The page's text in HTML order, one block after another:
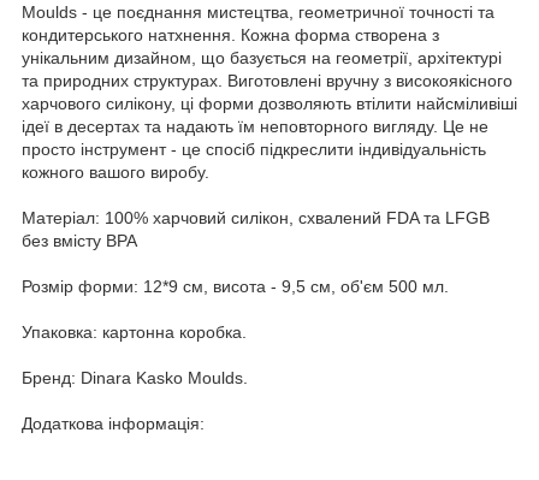
Moulds - це поєднання мистецтва, геометричної точності та
кондитерського натхнення. Кожна форма створена з
унікальним дизайном, що базується на геометрії, архітектурі
та природних структурах. Виготовлені вручну з високоякісного
харчового силікону, ці форми дозволяють втілити найсміливіші
ідеї в десертах та надають їм неповторного вигляду. Це не
просто інструмент - це спосіб підкреслити індивідуальність
кожного вашого виробу.
Матеріал: 100% харчовий силікон, схвалений FDA та LFGB
без вмісту BPA
Розмір форми: 12*9 см, висота - 9,5 см, об'єм 500 мл.
Упаковка: картонна коробка.
Бренд: Dinara Kasko Мoulds.
Додаткова інформація: